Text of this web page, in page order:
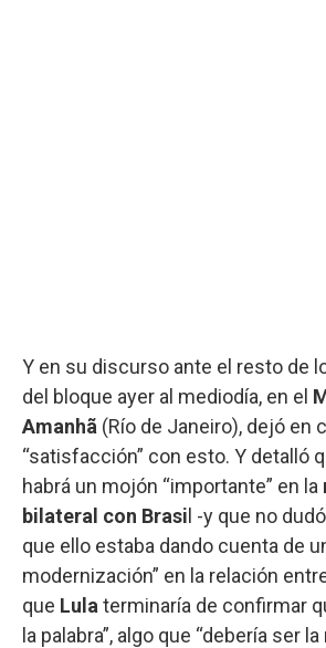
Y en su discurso ante el resto de
del bloque ayer al mediodía, en el
Amanhã (Río de Janeiro), dejó en
“satisfacción” con esto. Y detalló
habrá un mojón “importante” en la
bilateral con Brasi l -y que no
que ello estaba dando cuenta de
modernización” en la relación
que Lula terminaría de confirmar
la palabra”, algo que “debería ser la